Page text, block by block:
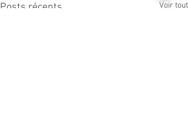
Posts récents Voir tout